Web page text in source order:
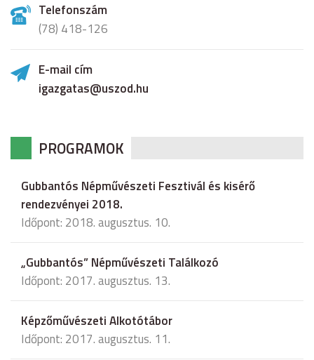
Telefonszám
(78) 418-126
E-mail cím
igazgatas@uszod.hu
PROGRAMOK
Gubbantós Népművészeti Fesztivál és kisérő
rendezvényei 2018.
Időpont: 2018. augusztus. 10.
„Gubbantós” Népművészeti Találkozó
Időpont: 2017. augusztus. 13.
Képzőművészeti Alkotótábor
Időpont: 2017. augusztus. 11.